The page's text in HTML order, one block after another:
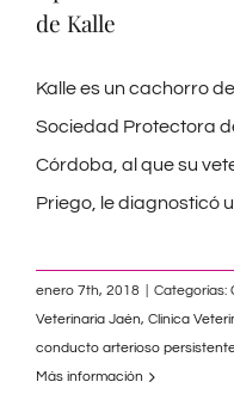
de Kalle
Kalle es un cachorro
Sociedad Protectora
Córdoba, al que su
Priego, le diagnosticó
enero 7th, 2018 Categorías:
Veterinaria Jaén, Clinica
conducto arterioso
Más información